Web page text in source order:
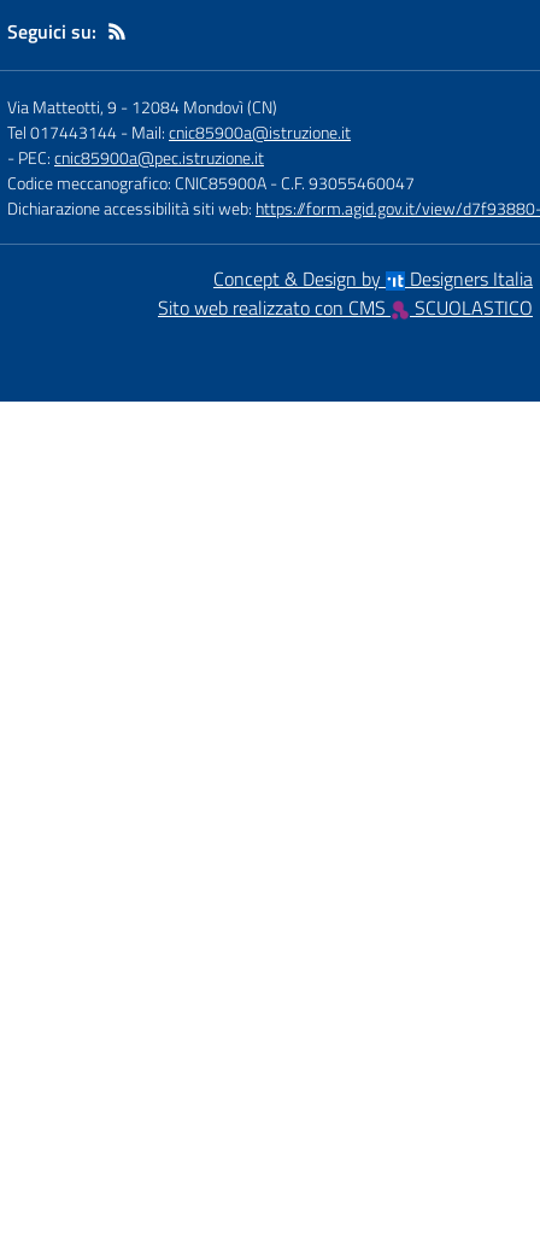
Seguici su:
Via Matteotti, 9 -12084 Mondovì (CN)
Tel 017443144- Mail:cnic85900a@istruzione.it
- PEC:cnic85900a@pec.istruzione.it
Codice meccanografico: CNIC85900A- C.F. 93055460047
Dichiarazione accessibilità siti web: https://form.agid.gov.it/view/
Concept & Design by
Designers Italia
Sito web realizzato con CMS
SCUOLASTICO